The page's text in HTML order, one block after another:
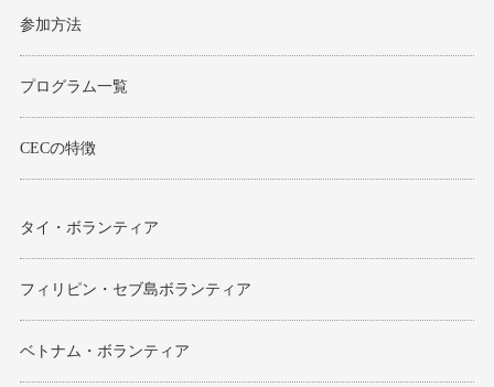
参加方法
プログラム一覧
CECの特徴
タイ・ボランティア
フィリピン・セブ島ボランティア
ベトナム・ボランティア